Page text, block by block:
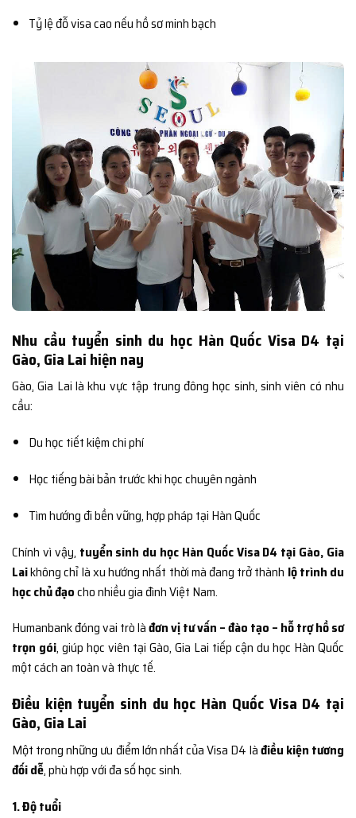
Tỷ lệ đỗ visa cao nếu hồ sơ minh bạch
Nhu cầu tuyển sinh du học Hàn Quốc Visa D4 tại
Gào, Gia Lai hiện nay
Gào, Gia Lai là khu vực tập trung đông học sinh, sinh viên có nhu
cầu:
Du học tiết kiệm chi phí
Học tiếng bài bản trước khi học chuyên ngành
Tìm hướng đi bền vững, hợp pháp tại Hàn Quốc
Chính vì vậy, tuyển sinh du học Hàn Quốc Visa D4 tại Gào, Gia
Laikhông chỉ là xu hướng nhất thời mà đang trở thành lộ trình du
học chủ đạocho nhiều gia đình Việt Nam.
Humanbank đóng vai trò làđơn vị tư vấn – đào tạo – hỗ trợ hồ sơ
trọn gói, giúp học viên tại Gào, Gia Lai tiếp cận du học Hàn Quốc
một cách an toàn và thực tế.
Điều kiện tuyển sinh du học Hàn Quốc Visa D4 tại
Gào, Gia Lai
Một trong những ưu điểm lớn nhất của Visa D4 làđiều kiện tương
đối dễ, phù hợp với đa số học sinh.
1. Độ tuổi